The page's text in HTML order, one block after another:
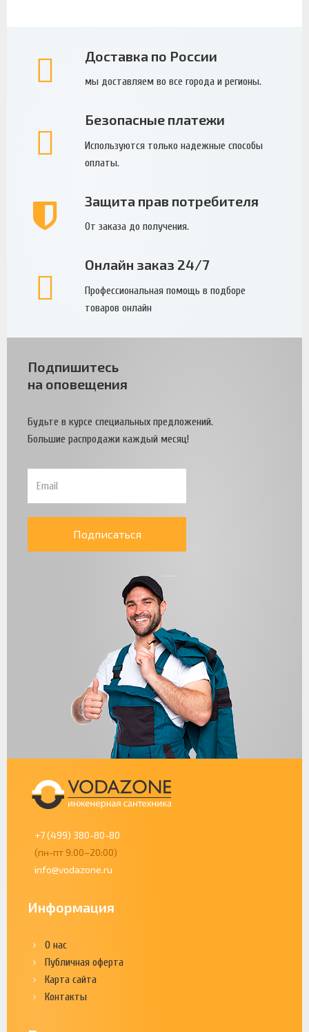
Доставка по России
мы доставляем во все города и регионы.
Безопасные платежи
Используются только надежные способы
оплаты.
Защита прав потребителя
От заказа до получения.
Онлайн заказ 24/7
Профессиональная помощь в подборе
товаров онлайн
Подпишитесь
на оповещения
Будьте в курсе специальных предложений.
Большие распродажи каждый месяц!
Подписаться
+7 (499) 380-80-80
(пн-пт 9:00–20:00)
info@vodazone.ru
Информация
О нас
Публичная оферта
Карта сайта
Контакты